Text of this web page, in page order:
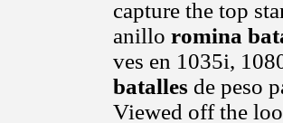
capture the top
anillo romina
ves en 1035i,
batalles de peso
Viewed off the